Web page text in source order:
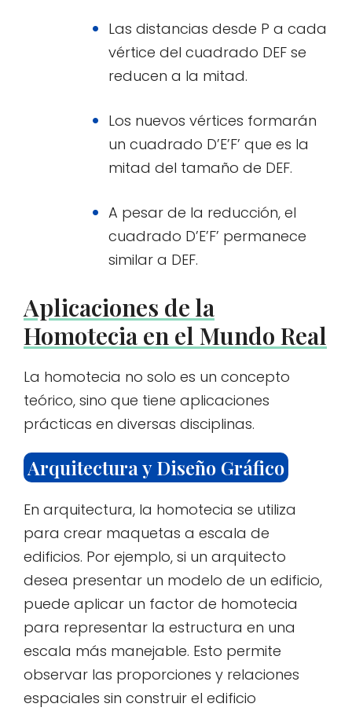
Las distancias desde P a cada
vértice del cuadrado DEF se
reducen a la mitad.
Los nuevos vértices formarán
un cuadrado D’E’F’ que es la
mitad del tamaño de DEF.
A pesar de la reducción, el
cuadrado D’E’F’ permanece
similar a DEF.
Aplicaciones de la
Homotecia en el Mundo Real
La homotecia no solo es un concepto
teórico, sino que tiene aplicaciones
prácticas en diversas disciplinas.
Arquitectura y Diseño Gráfico
En arquitectura, la homotecia se utiliza
para crear maquetas a escala de
edificios. Por ejemplo, si un arquitecto
desea presentar un modelo de un edificio,
puede aplicar un factor de homotecia
para representar la estructura en una
escala más manejable. Esto permite
observar las proporciones y relaciones
espaciales sin construir el edificio